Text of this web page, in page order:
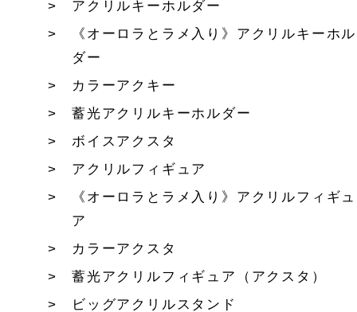
アクリルキーホルダー
《オーロラとラメ入り》アクリルキーホル
ダー
カラーアクキー
蓄光アクリルキーホルダー
ボイスアクスタ
アクリルフィギュア
《オーロラとラメ入り》アクリルフィギュ
ア
カラーアクスタ
蓄光アクリルフィギュア（アクスタ）
ビッグアクリルスタンド